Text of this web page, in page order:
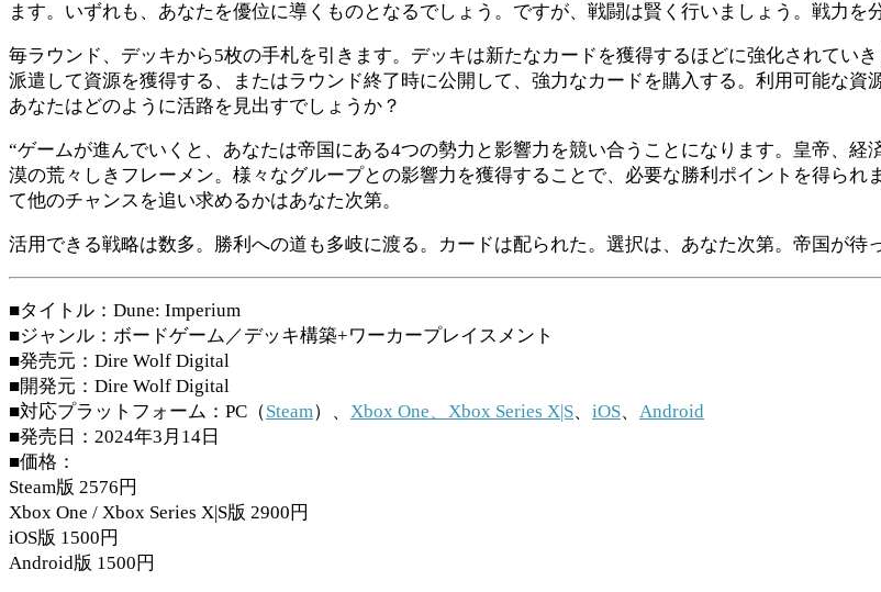
ます。いずれも、あなたを優位に導くものとなるでしょう。ですが、戦闘は賢く行いましょう。戦力
毎ラウンド、デッキから5枚の手札を引きます。デッキは新たなカードを獲得するほどに強化されてい
派遣して資源を獲得する、またはラウンド終了時に公開して、強力なカードを購入する。利用可能な資
あなたはどのように活路を見出すでしょうか？
“ゲームが進んでいくと、あなたは帝国にある4つの勢力と影響力を競い合うことになります。皇帝、
漠の荒々しきフレーメン。様々なグループとの影響力を獲得することで、必要な勝利ポイントを得ら
て他のチャンスを追い求めるかはあなた次第。
活用できる戦略は数多。勝利への道も多岐に渡る。カードは配られた。選択は、あなた次第。帝国が待
■タイトル：Dune: Imperium
■ジャンル：ボードゲーム／デッキ構築+ワーカープレイスメント
■発売元：Dire Wolf Digital
■開発元：Dire Wolf Digital
■対応プラットフォーム：PC（Steam）、 Xbox One、Xbox Series X|S、 iOS、 Android
■発売日：2024年3月14日
■価格：
Steam版 2576円
Xbox One / Xbox Series X|S版 2900円
iOS版 1500円
Android版 1500円